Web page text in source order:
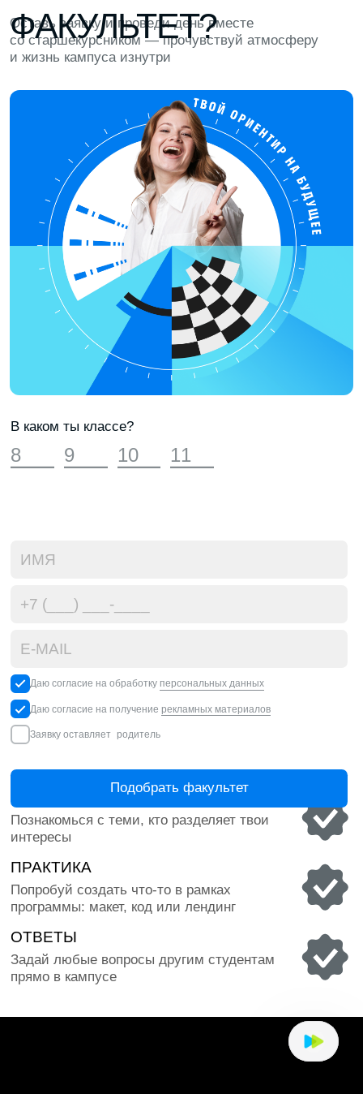
ЧИЛЛЗОНА И УЮТНАЯ КУХНЯ
Можно отвлечься и перезагрузиться:
поиграть в PlayStation и настолки
или сделать кофе и перекусить
БОЛЕЕ 11 000 ВЫПУСКНИКОВ
Обучаем уже больше 30 лет и помогли
выпускникам найти своё дело
Есть всё для
мощный